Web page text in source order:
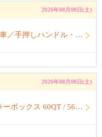
2026年08月08日(土)
【$25】5WAY 多機能三輪車／手押しハンドル・安全ガード付き／1.5～6歳
2026年08月08日(土)
【$25】IGLOO 大型クーラーボックス 60QT / 56L / 90缶